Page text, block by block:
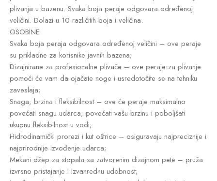
plivanja u bazenu. Svaka boja peraje odgovara određenoj
veličini. Dolazi u 10 različitih boja i veličina.
OSOBINE
Svaka boja peraja odgovara određenoj veličini – ove peraje
su prikladne za korisnike javnih bazena;
Dizajnirane za profesionalne plivače – ove peraje za plivanje
pomoći će vam da ojačate noge i usredotočite se na tehniku
zaveslaja;
Snaga, brzina i fleksibilnost – ove će peraje maksimalno
povećati snagu udarca, povećati vašu brzinu i poboljšati
ukupnu fleksibilnost u vodi;
Hidrodinamički prorezi i kut oštrice – osiguravaju najpreciznije i
najprirodnije izvođenje udarca;
Mekani džep za stopala sa zatvorenim dizajnom pete – pruža
izvrsno pristajanje i izvanrednu udobnost;